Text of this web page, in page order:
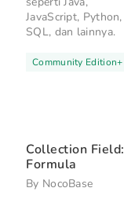
JavaScript, Python,
SQL, dan lainnya.
Community Edition+
Collection Field:
Formula
By NocoBase